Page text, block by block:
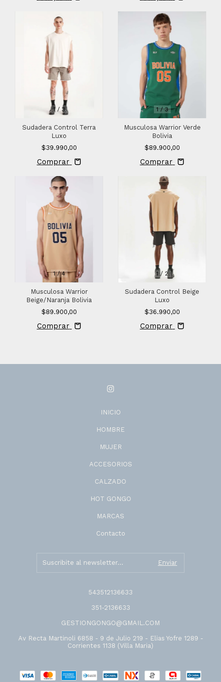
1/ 3
Sudadera Control Terra
Luxo
$39.990,00
Comprar
1/3
Musculosa Warrior Verde
Bolivia
$89.900,00
Comprar
1/4
Musculosa Warrior
Beige/Naranja Bolivia
$89.900,00
Comprar
1/ 2
Sudadera Control Beige
Luxo
$36.990,00
Comprar
INICIO
HOMBRE
MUJER
ACCESORIOS
CALZADO
HOT GONGO
MARCAS
Contacto
543512136633
351-2136633
GESTIONGONGO@GMAIL.COM
Av Recta Martinoli 6858 - 9 de Julio 219 - Elias Yofre 1289 -
Corrientes 1138 (Villa Maria)